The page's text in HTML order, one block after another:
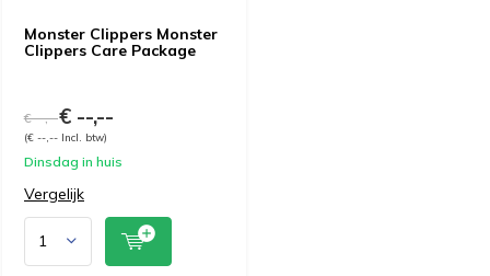
Monster Clippers Monster
Clippers Care Package
€ --,--€ --,--
(€ --,-- Incl. btw)
Dinsdag in huis
Vergelijk